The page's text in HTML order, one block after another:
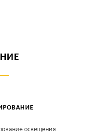
освещения